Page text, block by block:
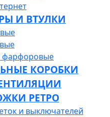
И ВТУЛКИ
фарфоровые
КОРОБКИ
РЕТРО
и выключателей